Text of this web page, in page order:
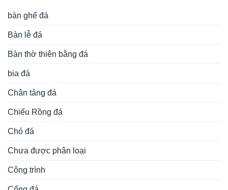
bàn ghế đá
Bàn lễ đá
Bàn thờ thiên bằng đá
bia đá
Chân tảng đá
Chiếu Rồng đá
Chó đá
Chưa được phân loại
Công trình